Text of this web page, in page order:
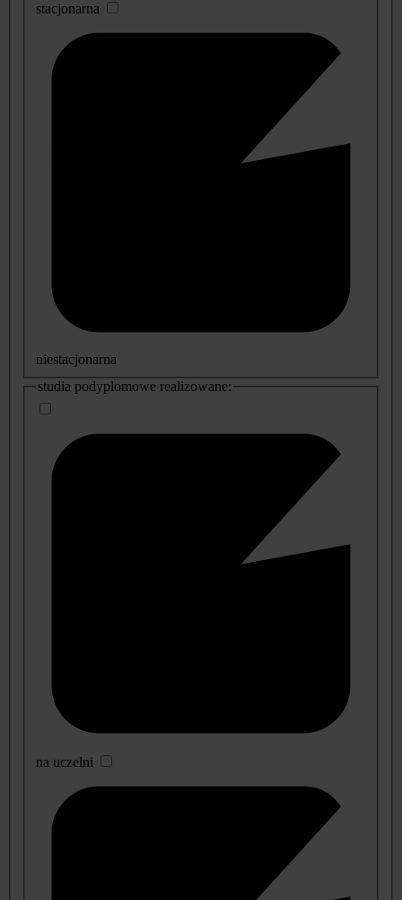
stacjonarna
niestacjonarna
studia podyplomowe realizowane:
na uczelni